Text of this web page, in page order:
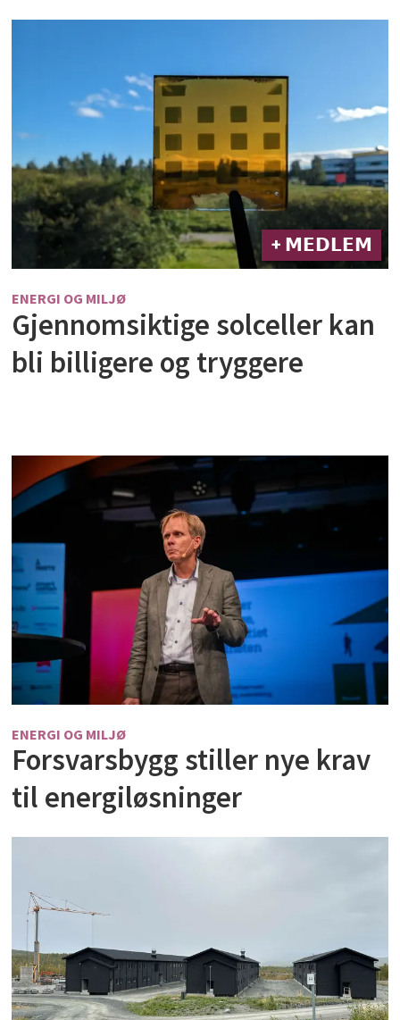
+ 𝗠𝗘𝗗𝗟𝗘𝗠
ENERGI OG MILJØ
Gjennomsiktige solceller kan
bli billigere og tryggere
ENERGI OG MILJØ
Forsvarsbygg stiller nye krav
til energiløsninger